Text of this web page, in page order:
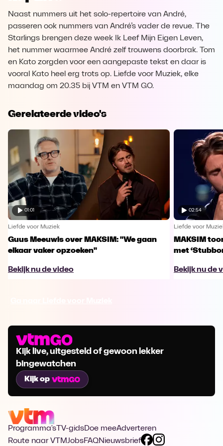
Naast nummers uit het solo-repertoire van André,
passeren ook nummers van André’s vader de revue. The
Starlings brengen deze week Ik Leef Mijn Eigen Leven,
het nummer waarmee André zelf trouwens doorbrak. Tom
en Kato zorgden voor een aangepaste tekst en daar is
vooral Kato heel erg trots op. Liefde voor Muziek, elke
maandag om 20.35 bij VTM en VTM GO.
Gerelateerde video's
01:01
Liefde voor Muziek
Guus Meeuwis over MAKSIM: "We gaan
elkaar vaker opzoeken"
Bekijk nu de video
02:54
Liefde voor
MAKSIM
met
Bekijk nu de
Kijk live, uitgesteld of gewoon lekker
bingewatchen
Kijk op
Programma's TV-gidsDoe meeAdverteren
Route naar VTMJobsFAQNieuwsbrief